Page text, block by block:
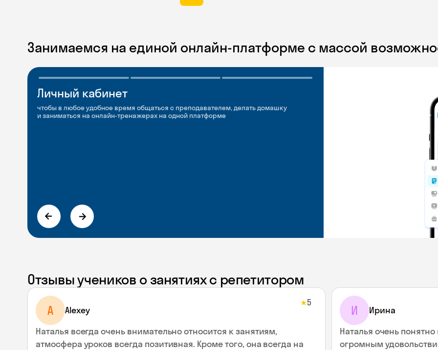
Занимаемся на единой онлайн-платформе с массой
Личный кабинет
чтобы в любое удобное время общаться с преподавателем, делать домашку
и заниматься на онлайн-тренажерах на одной платформе
Мобильное
приложение
чтобы заниматься и изучать новые слова где и когда удобно
Разговорные клубы
и Talks
Групповые занятия для разговорной практики и индивидуальные встречи
Отзывы учеников о занятиях с репетитором
A Alexey
★5
Наталья всегда очень внимательно относится к занятиям,
атмосфера уроков всегда позитивная. Кроме того, она всегда на
И
Ирина
Наталья очень
огромным